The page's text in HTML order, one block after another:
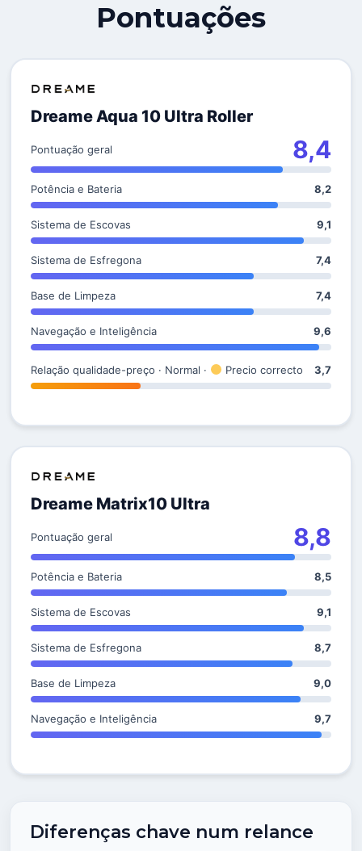
Pontuações
Dreame Aqua 10 Ultra Roller
Pontuação geral 8,4
Potência e Bateria 8,2
Sistema de Escovas 9,1
Sistema de Esfregona 7,4
Base de Limpeza 7,4
Navegação e Inteligência 9,6
Relação qualidade-preço · Normal · Precio correcto 3,7
Dreame Matrix10 Ultra
Pontuação geral 8,8
Potência e Bateria 8,5
Sistema de Escovas 9,1
Sistema de Esfregona 8,7
Base de Limpeza 9,0
Navegação e Inteligência 9,7
Diferenças chave num relance